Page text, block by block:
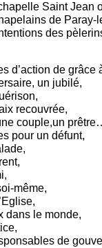
Saint Jean
de Paray-
des
d’action de grâce
un jubilé,
recouvrée,
couple,un
pour un défunt,
même,
dans le monde,
de